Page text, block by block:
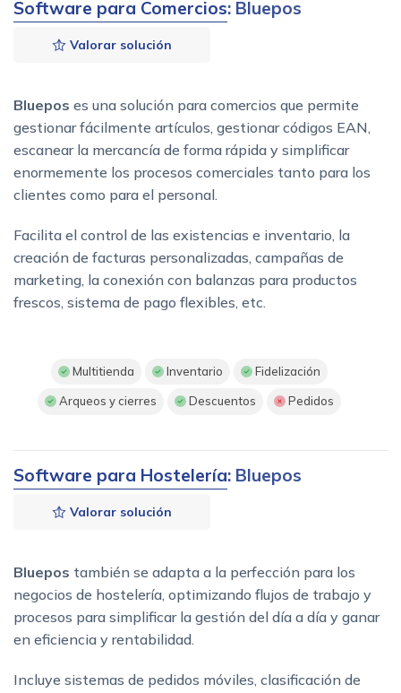
Software para Comercios: Bluepos
Valorar solución
Bluepos es una solución para comercios que permite
gestionar fácilmente artículos, gestionar códigos EAN,
escanear la mercancía de forma rápida y simplificar
enormemente los procesos comerciales tanto para los
clientes como para el personal.
Facilita el control de las existencias e inventario, la
creación de facturas personalizadas, campañas de
marketing, la conexión con balanzas para productos
frescos, sistema de pago flexibles, etc.
Multitienda Inventario Fidelización
Arqueos y cierres Descuentos Pedidos
Software para Hostelería: Bluepos
Valorar solución
Bluepos también se adapta a la perfección para los
negocios de hostelería, optimizando flujos de trabajo y
procesos para simplificar la gestión del día a día y ganar
en eficiencia y rentabilidad.
Incluye sistemas de pedidos móviles, clasificación de